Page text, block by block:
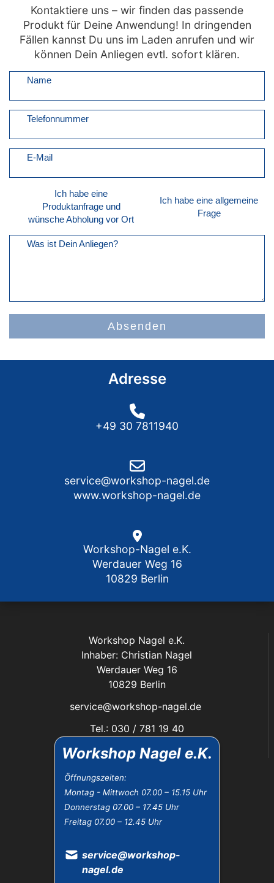
Workshop Nagel e.K.
Öffnungszeiten:
Montag - Mittwoch 07.00 – 15.15 Uhr
Donnerstag 07.00 – 17.45 Uhr
Freitag 07.00 – 12.45 Uhr
service@workshop-
nagel.de
Kontaktiere uns – wir finden das passende
Produkt für Deine Anwendung! In dringenden
Fällen kannst Du uns im Laden anrufen und wir
können Dein Anliegen evtl. sofort klären.
Name
Telefonnummer
E-Mail
Ich habe eine
Produktanfrage und
wünsche Abholung vor Ort
Ich habe eine allgemeine
Frage
Was ist Dein Anliegen?
Absenden
Adresse
+49 30 7811940
service@workshop-nagel.de
www.workshop-nagel.de
Workshop-Nagel e.K.
Werdauer Weg 16
10829 Berlin
Workshop Nagel e.K.
Inhaber: Christian Nagel
Werdauer Weg 16
10829 Berlin
service@workshop-nagel.de
Tel.: 030 / 781 19 40
Das Unternehmen:
Öffnungszeiten
Datenschutz
Impressum
AGB